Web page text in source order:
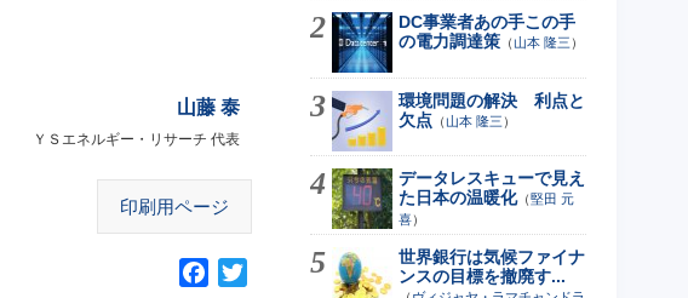
山藤 泰
ＹＳエネルギー・リサーチ 代表
印刷用ページ
DC事業者あの手この手
の電力調達策 （山本 隆三 ）
環境問題の解決 利点と
欠点 （山本 隆三 ）
データレスキューで見え
た日本の温暖化（堅田 元
喜）
世界銀行は気候ファイナ
ンスの目標を撤廃す...